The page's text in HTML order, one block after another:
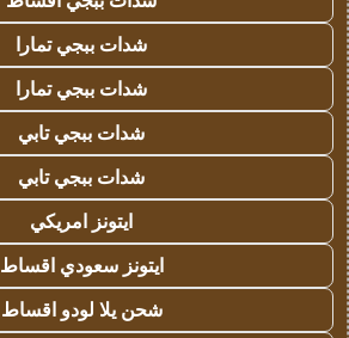
شدات ببجي تمارا
شدات ببجي تمارا
شدات ببجي تابي
شدات ببجي تابي
ايتونز امريكي
ايتونز سعودي اقساط
شحن يلا لودو اقساط